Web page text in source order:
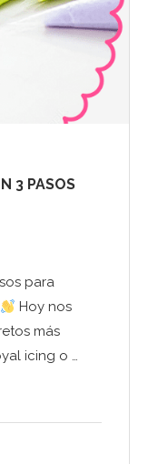
3 PASOS
para
Hoy nos
más
icing o …